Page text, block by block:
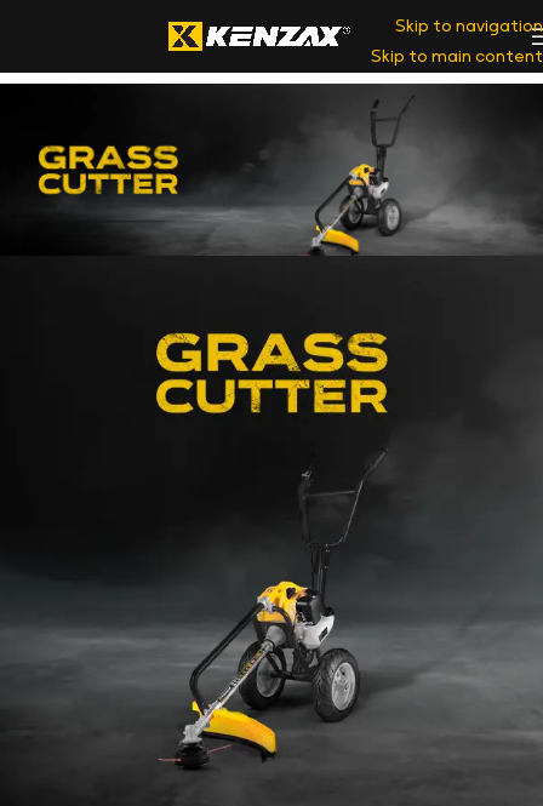
Skip to navigation
Skip to main content